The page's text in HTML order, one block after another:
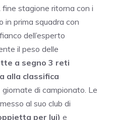
stagione ritorna con i
in prima squadra con
dell’esperto
il peso delle
a segno 3 reti
alla classifica
di campionato. Le
al suo club di
per lui) e